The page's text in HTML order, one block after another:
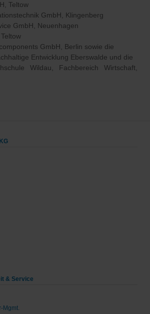
Teltow
GmbH, Klingenberg
GmbH, Neuenhagen
GmbH, Berlin sowie die
Entwicklung Eberswalde und die
Wildau, Fachbereich Wirtschaft,
& Service
Mgmt.